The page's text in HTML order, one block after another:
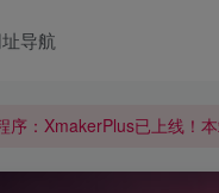
导航
：XmakerPlus已上线！
：XmakerPlus已上线！